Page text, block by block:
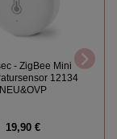
- ZigBee Mini
12134
NEU&OVP
19,90 €